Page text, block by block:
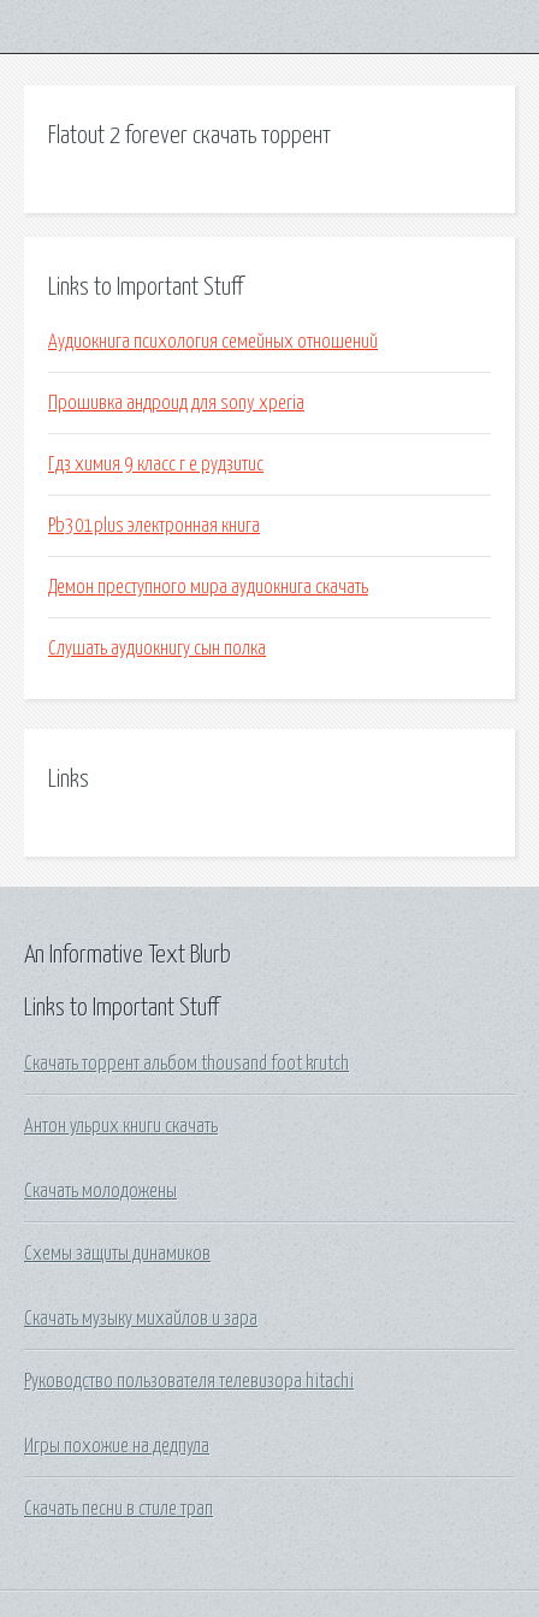
Flatout 2 forever скачать торрент
Links to Important Stuff
Аудиокнига психология семейных отношений
Прошивка андроид для sony xperia
Гдз химия 9 класс г е рудзитис
Pb301plus электронная книга
Демон преступного мира аудиокнига скачать
Слушать аудиокнигу сын полка
Links
Links to Important Stuff
Скачать торрент альбом thousand foot krutch
Антон ульрих книги скачать
Скачать молодожены
Схемы защиты динамиков
Скачать музыку михайлов и зара
Руководство пользователя телевизора hitachi
Игры похожие на дедпула
Скачать песни в стиле трап
An Informative Text Blurb